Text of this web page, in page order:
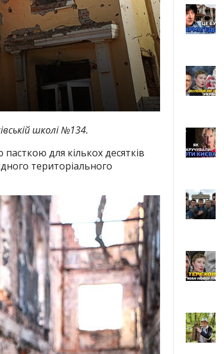
школі №134.
для кількох десятків
територіального